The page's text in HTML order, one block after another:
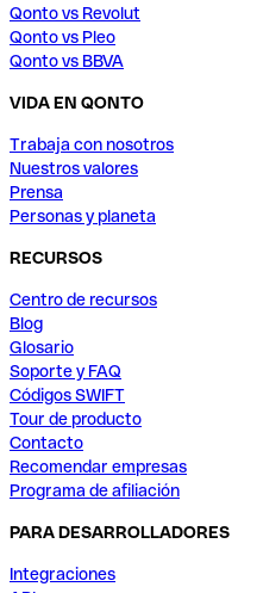
Qonto vs Revolut
Qonto vs Pleo
Qonto vs BBVA
VIDA EN QONTO
Trabaja con nosotros
Nuestros valores
Prensa
Personas y planeta
RECURSOS
Centro de recursos
Blog
Glosario
Soporte y FAQ
Códigos SWIFT
Tour de producto
Contacto
Recomendar empresas
Programa de afiliación
PARA DESARROLLADORES
Integraciones